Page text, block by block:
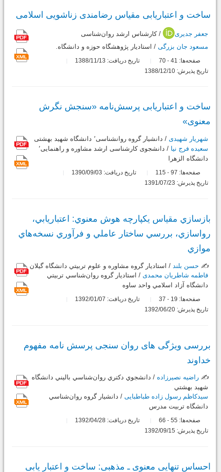
ساخت و اعتباریابی مقیاس رضامندی زناشویی اسلامی
جعفر جدیری
/ کارشناس ارشد روان‌‌شناسی
مسعود جان بزرگی / استاديار پژوهشگاه حوزه و دانشگاه.
صفحه‌ها: 41
-
تاریخ دریافت: 1388/11/13
تاریخ پذیرش: 1388/12/10
ساخت و اعتباریابی پرسش‌نامه «سنجش نگرش
معنوی»
شهریار شهیدی / دانشیار گروه روانشناسی٬ دانشگاه شهید بهشتی
سعیده فرج نیا
/ دانشجوی کارشناسی ارشد مشاوره و راهنمایی٬
دانشگاه الزهرا
صفحه‌ها: 97
-
تاریخ دریافت: 1390/09/03
تاریخ پذیرش: 1391/07/23
بازسازي مقياس يكپارچه‌ هوش معنوي: اعتباريابي،
رواسازي، بررسي ساختار عاملي و فرآوري نسخه‌هاي
موازي
✍️ حسن بلند / استاديار گروه مشاوره و علوم تربيتي دانشگاه گيلان
فاطمه شاطریان محمدی / استاديار گروه روان‌شناسي تربيتي
دانشگاه آزاد اسلامي واحد ساوه
صفحه‌ها: 19
-
تاریخ دریافت: 1392/01/07
تاریخ پذیرش: 1392/06/20
بررسی ویژگی های روان سنجی پرسش نامه مفهوم
خداوند
✍️ راضیه نصیرزاده / دانشجوي دكتري روان‌شناسي باليني دانشگاه
شهيد بهشتي
سیدکاظم رسول زاده طباطبایی / دانشيار گروه روان‌شناسي
دانشگاه تربيت مدرس
صفحه‌ها: 55
-
تاریخ دریافت: 1392/04/28
تاریخ پذیرش: 1392/09/15
احساس تنهایی معنوی ـ مذهبی: ساخت و اعتبار یابی